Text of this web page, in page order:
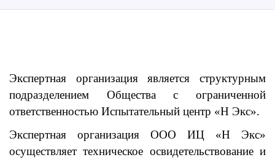
Экспертная организация является структурным
подразделением Общества с ограниченной
ответственностью Испытательный центр «Н Экс».
Экспертная организация ООО ИЦ «Н Экс»
осуществляет техническое освидетельствование и